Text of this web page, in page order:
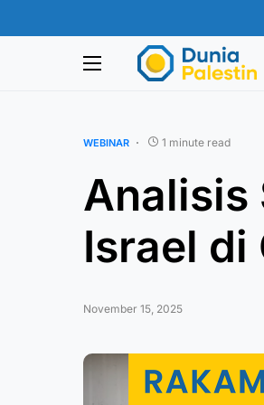
WEBINAR 1 minute read
Analisis
Israel di
November 15, 2025